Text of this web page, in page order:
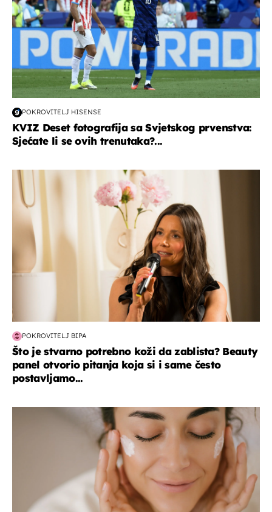
POKROVITELJ HISENSE
KVIZ Deset fotografija sa Svjetskog prvenstva:
Sjećate li se ovih trenutaka?...
moda & ljepota
POKROVITELJ BIPA
Što je stvarno potrebno koži da zablista? Beauty
panel otvorio pitanja koja si i same često
postavljamo...
moda & ljepota